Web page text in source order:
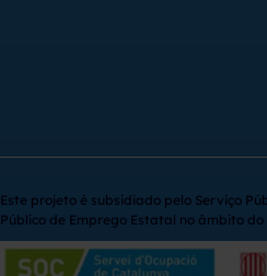
Este projeto é subsidiado pelo Serviço
Público de Emprego Estatal no âmbito do